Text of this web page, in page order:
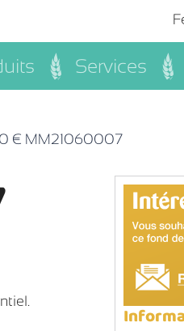
Services
€ MM21060007